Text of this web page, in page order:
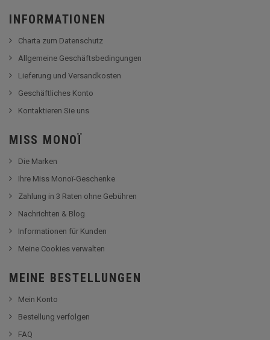
INFORMATIONEN
Charta zum Datenschutz
Allgemeine Geschäftsbedingungen
Lieferung und Versandkosten
Geschäftliches Konto
Kontaktieren Sie uns
MISS MONOÏ
Die Marken
Ihre Miss Monoï-Geschenke
Zahlung in 3 Raten ohne Gebühren
Nachrichten & Blog
Informationen für Kunden
Meine Cookies verwalten
MEINE BESTELLUNGEN
Mein Konto
Bestellung verfolgen
FAQ